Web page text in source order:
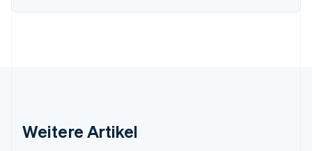
Weitere Artikel
EnglishSvenska
English